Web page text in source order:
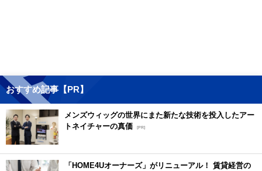
おすすめ記事【PR】
メンズウィッグの世界にまた新たな技術を投入したアー
トネイチャーの真価 [PR]
「HOME4Uオーナーズ」がリニューアル！ 賃貸経営の